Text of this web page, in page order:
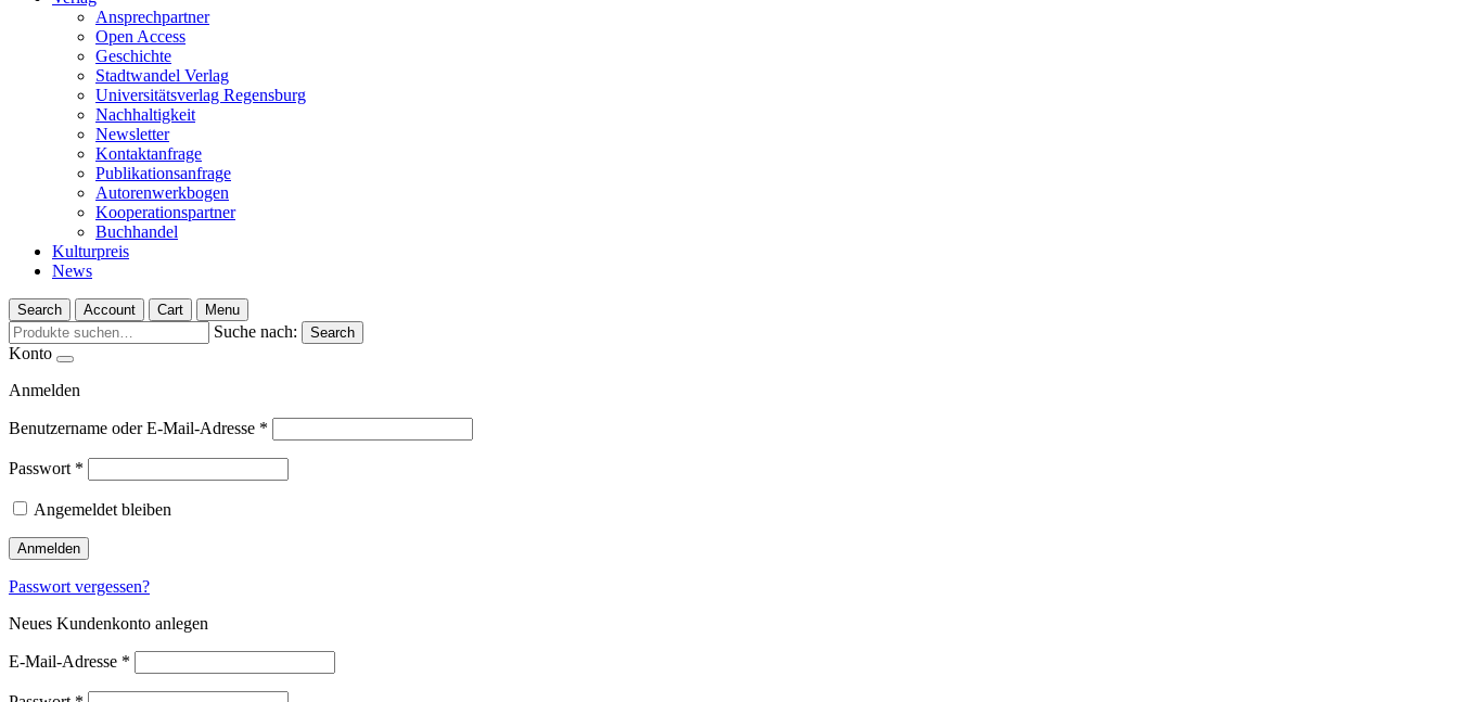
Ansprechpartner
Open Access
Geschichte
Stadtwandel Verlag
Universitätsverlag Regensburg
Nachhaltigkeit
Newsletter
Kontaktanfrage
Publikationsanfrage
Autorenwerkbogen
Kooperationspartner
Buchhandel
Kulturpreis
News
Search Account Cart Menu
Suche nach: Search
Konto
Anmelden
Benutzername oder E-Mail-Adresse *
Passwort *
Angemeldet bleiben
Anmelden
Passwort vergessen?
Neues Kundenkonto anlegen
E-Mail-Adresse *